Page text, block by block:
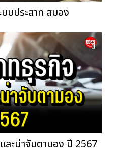
บประสาท สมอง
ละน่าจับตามอง ปี 2567